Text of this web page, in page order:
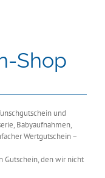
Shop
und
Babyaufnahmen,
Wertgutschein –
Gutschein, den wir nicht